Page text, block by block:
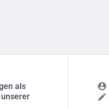
als